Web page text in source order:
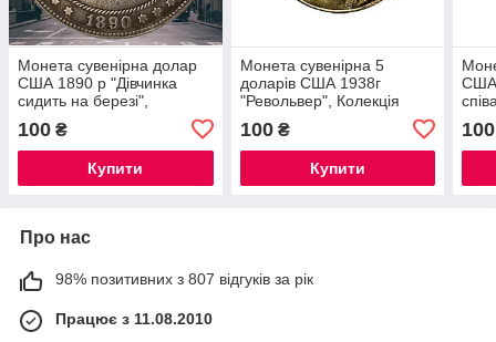
Монета сувенірна долар
США 1890 р "Дівчинка
сидить на березі",
моргана
100 ₴
Купити
Монета сувенірна 5
доларів США 1938г
"Револьвер", Колекція
100₴
Купити
США
100
Про нас
98% позитивних з 807 відгуків за рік
Працює з 11.08.2010